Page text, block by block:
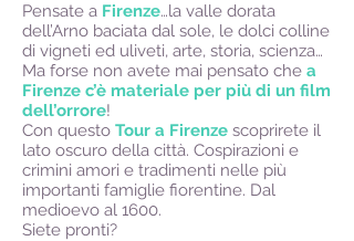
Pensate a Firenze…la valle dorata
dell’Arno baciata dal sole, le dolci colline
di vigneti ed uliveti, arte, storia, scienza…
Ma forse non avete mai pensato che a
Firenze c’è materiale per più di un film
dell’orrore!
Con questo Tour a Firenze scoprirete il
lato oscuro della città. Cospirazioni e
crimini amori e tradimenti nelle più
importanti famiglie fiorentine. Dal
medioevo al 1600.
Siete pronti?